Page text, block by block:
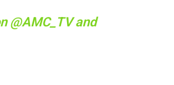
@AMC_TVand